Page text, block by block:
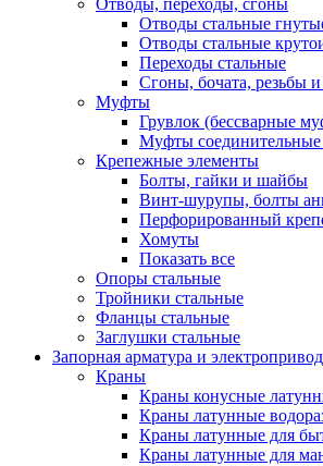
Отводы, переходы, сгоны
Отводы стальные
Отводы стальные
Переходы стальные
Сгоны, бочата, резьбы и
Муфты
Грувлок (бессварные
Муфты
Крепежные элементы
Болты, гайки и шайбы
Винт-шурупы, болты
Перфорированный
Хомуты
Показать все
Опоры стальные
Тройники стальные
Фланцы стальные
Заглушки стальные
Запорная арматура и
Краны
Краны конусные
Краны латунные
Краны латунные для
Краны латунные для